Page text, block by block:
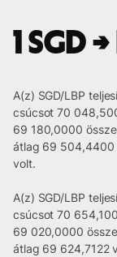
1 SGD
A(z) SGD/LBP
csúcsot 70
69 180,0000
átlag 69 504,4400
volt.
A(z) SGD/LBP
csúcsot 70
69 020,0000
átlag 69 624,7122